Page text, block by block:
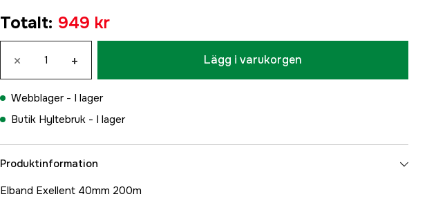
Totalt: 949 kr
× + Lägg i varukorgen
Webblager - I lager
Butik Hyltebruk - I lager
Produktinformation
Elband Exellent 40mm 200m